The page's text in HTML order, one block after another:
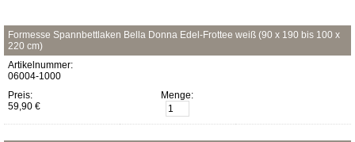
Formesse Spannbettlaken Bella Donna Edel-Frottee weiß (90 x 190 bis 100 x
220 cm)
Artikelnummer:
06004-1000
Preis:
59,90 €
Menge: